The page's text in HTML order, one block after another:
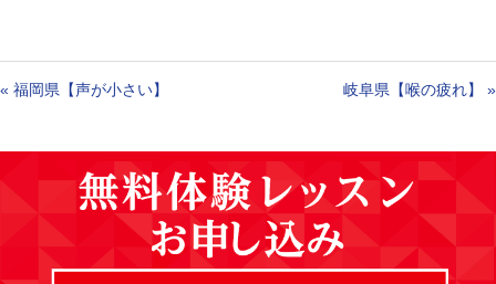
« 福岡県【声が小さい】 岐阜県【喉の疲れ】 »